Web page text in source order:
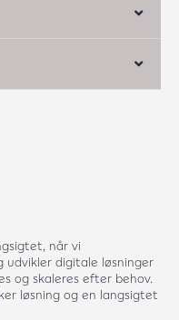
når vi
udvikler digitale løsninger
og skaleres efter behov.
løsning og en langsigtet